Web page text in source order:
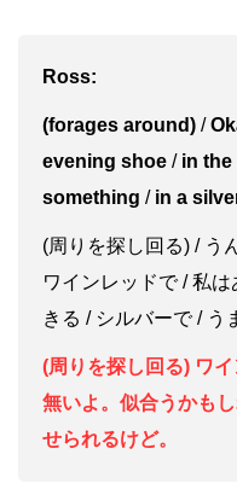
Ross:
(forages around) /
evening shoe /in the
something /in a
(周りを探し回る) / う
ワインレッドで / 私
きる / シルバーで / う
(周りを探し回る) ワ
無いよ。似合うかも
せられるけど。